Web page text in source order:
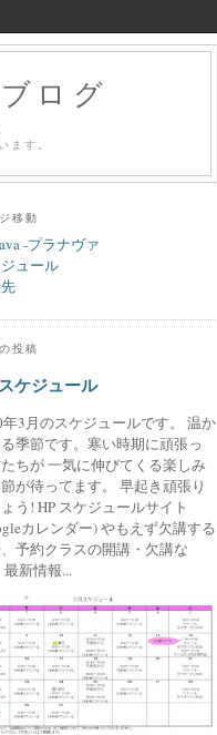
ログ
ます。
移動
-プラナヴァ
ュール
投稿
ケジュール
年3月のスケジュールです。 温か
る季節です。寒い時期に頑張っ
ちが 一気に伸びてくる楽しみ
が待ってます。 早起き頑張り
う! HP スケジュールサイト
カレンダー) やもえず欠講する
予約クラスの開講・欠講な
最新情報...